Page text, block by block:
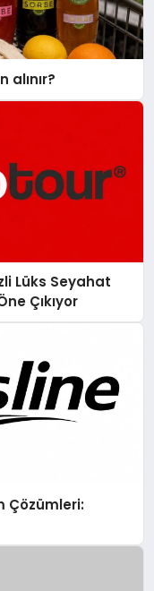
Lüks Seyahat
Çıkıyor
Çözümleri: